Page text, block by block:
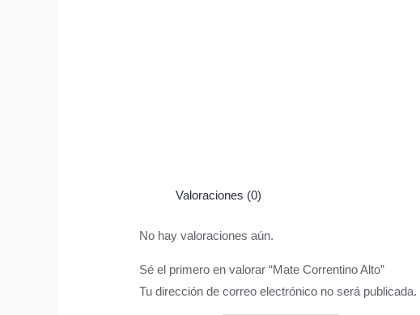
Valoraciones (0)
No hay valoraciones aún.
Sé el primero en valorar “Mate Correntino Alto”
Tu dirección de correo electrónico no será publicada.